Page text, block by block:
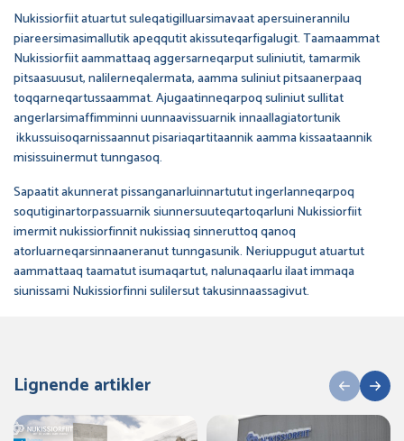
Nukissiorfiit atuartut suleqatigilluarsimavaat apersuinerannilu
piareersimasimallutik apeqqutit akissuteqarfigalugit. Taamaammat
Nukissiorfiit aammattaaq aggersarneqarput suliniutit, tamarmik
pitsaasuusut, nalilerneqalermata, aamma suliniut pitsaanerpaaq
toqqarneqartussaammat. Ajugaatinneqarpoq suliniut sullitat
angerlarsimaffimminni uunnaavissuarnik innaallagiatortunik
ikkussuisoqarnissaannut pisariaqartitaannik aamma kissaataannik
misissuinermut tunngasoq.
Sapaatit akunnerat pissanganarluinnartutut ingerlanneqarpoq
soqutiginartorpassuarnik siunnersuuteqartoqarluni Nukissiorfiit
imermit nukissiorfinnit nukissiaq sinneruttoq qanoq
atorluarneqarsinnaaneranut tunngasunik. Neriuppugut atuartut
aammattaaq taamatut isumaqartut, nalunaqaarlu ilaat immaqa
siunissami Nukissiorfinni sulilersut takusinnaassagivut.
Lignende artikler